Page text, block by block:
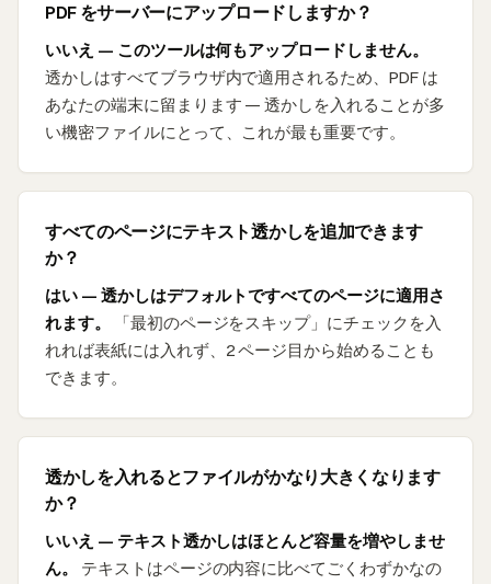
PDF をサーバーにアップロードしますか？
いいえ — このツールは何もアップロードしません。
透かしはすべてブラウザ内で適用されるため、PDF は
あなたの端末に留まります — 透かしを入れることが多
い機密ファイルにとって、これが最も重要です。
すべてのページにテキスト透かしを追加できます
か？
はい — 透かしはデフォルトですべてのページに適用さ
れます。
「最初のページをスキップ」にチェックを入
れれば表紙には入れず、2 ページ目から始めることも
できます。
透かしを入れるとファイルがかなり大きくなります
か？
いいえ — テキスト透かしはほとんど容量を増やしませ
ん。
テキストはページの内容に比べてごくわずかなの